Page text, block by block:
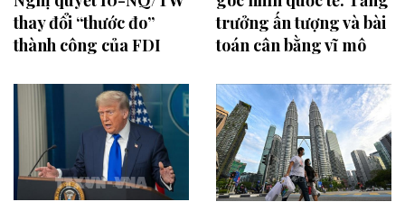
thay đổi “thước đo”
thành công của FDI
trưởng ấn tượng và bài
toán cân bằng vĩ mô